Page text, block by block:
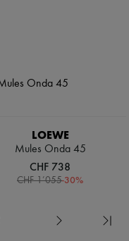
LOEWE
Mules Onda 45
CHF 738
CHF 1’055-30%